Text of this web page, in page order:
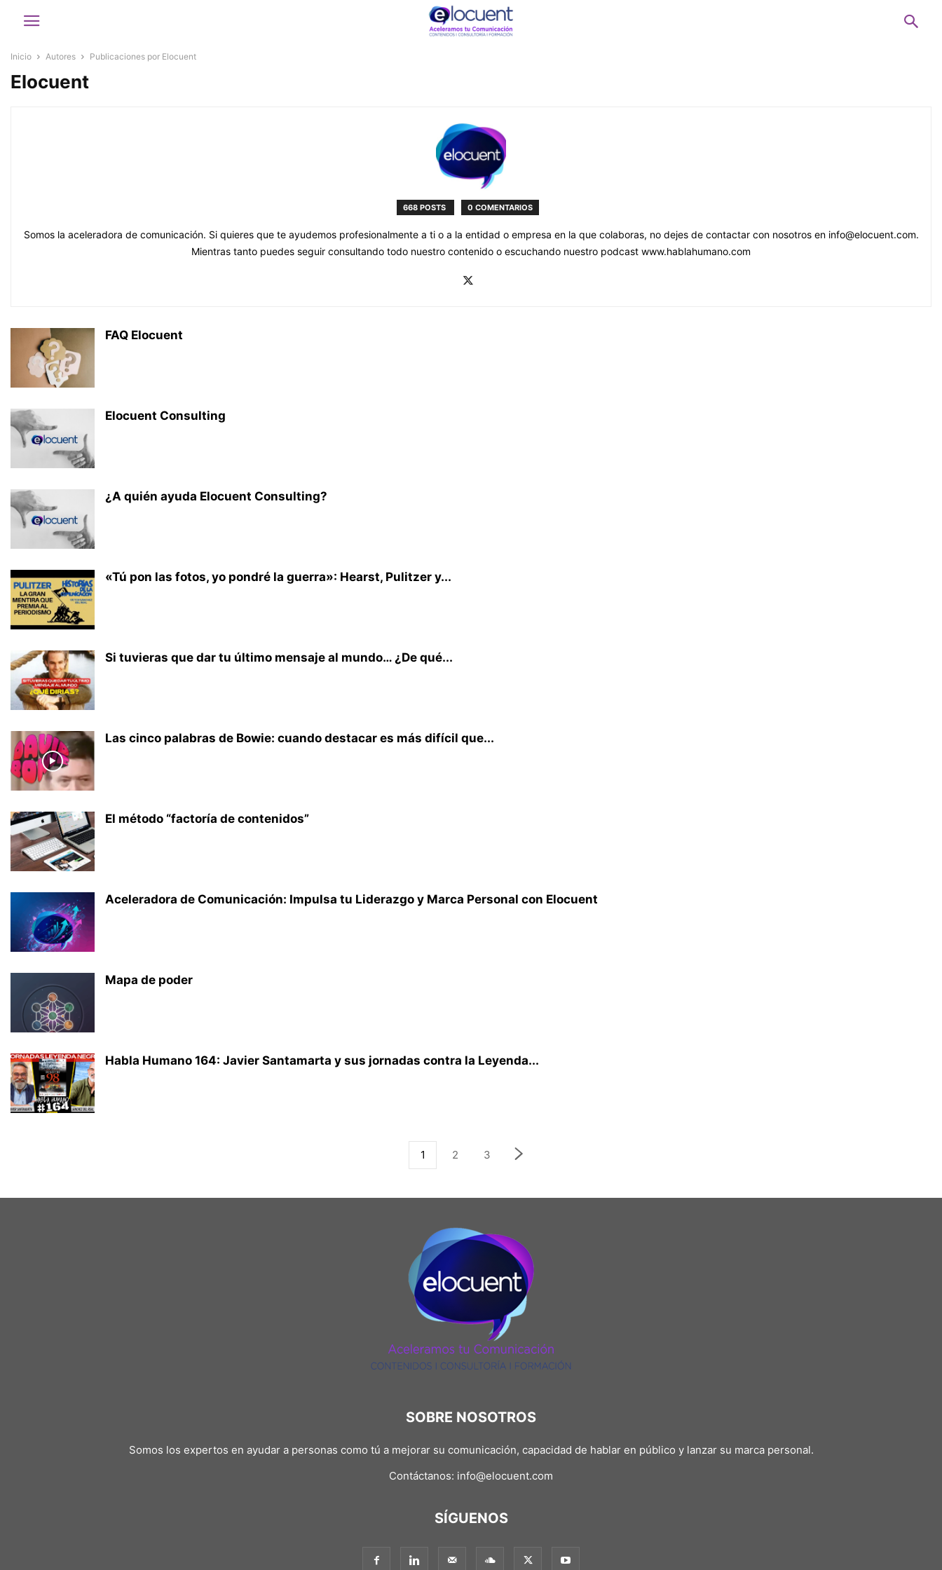
Inicio Autores Publicaciones por Elocuent
Elocuent
668 POSTS 0 COMENTARIOS
Somos la aceleradora de comunicación. Si quieres que te ayudemos profesionalmente a ti o a la entidad o empresa en la que colaboras, no dejes de contactar con nosotros en info@elocuent.com.
Mientras tanto puedes seguir consultando todo nuestro contenido o escuchando nuestro podcast www.hablahumano.com
FAQ Elocuent
Elocuent Consulting
¿A quién ayuda Elocuent Consulting?
«Tú pon las fotos, yo pondré la guerra»: Hearst, Pulitzer y...
Si tuvieras que dar tu último mensaje al mundo… ¿De qué...
Las cinco palabras de Bowie: cuando destacar es más difícil que...
El método “factoría de contenidos”
Aceleradora de Comunicación: Impulsa tu Liderazgo y Marca Personal con Elocuent
Mapa de poder
Habla Humano 164: Javier Santamarta y sus jornadas contra la Leyenda...
1 2 3
SOBRE NOSOTROS
Somos los expertos en ayudar a personas como tú a mejorar su comunicación, capacidad de hablar en público y lanzar su marca personal.
Contáctanos: info@elocuent.com
SÍGUENOS